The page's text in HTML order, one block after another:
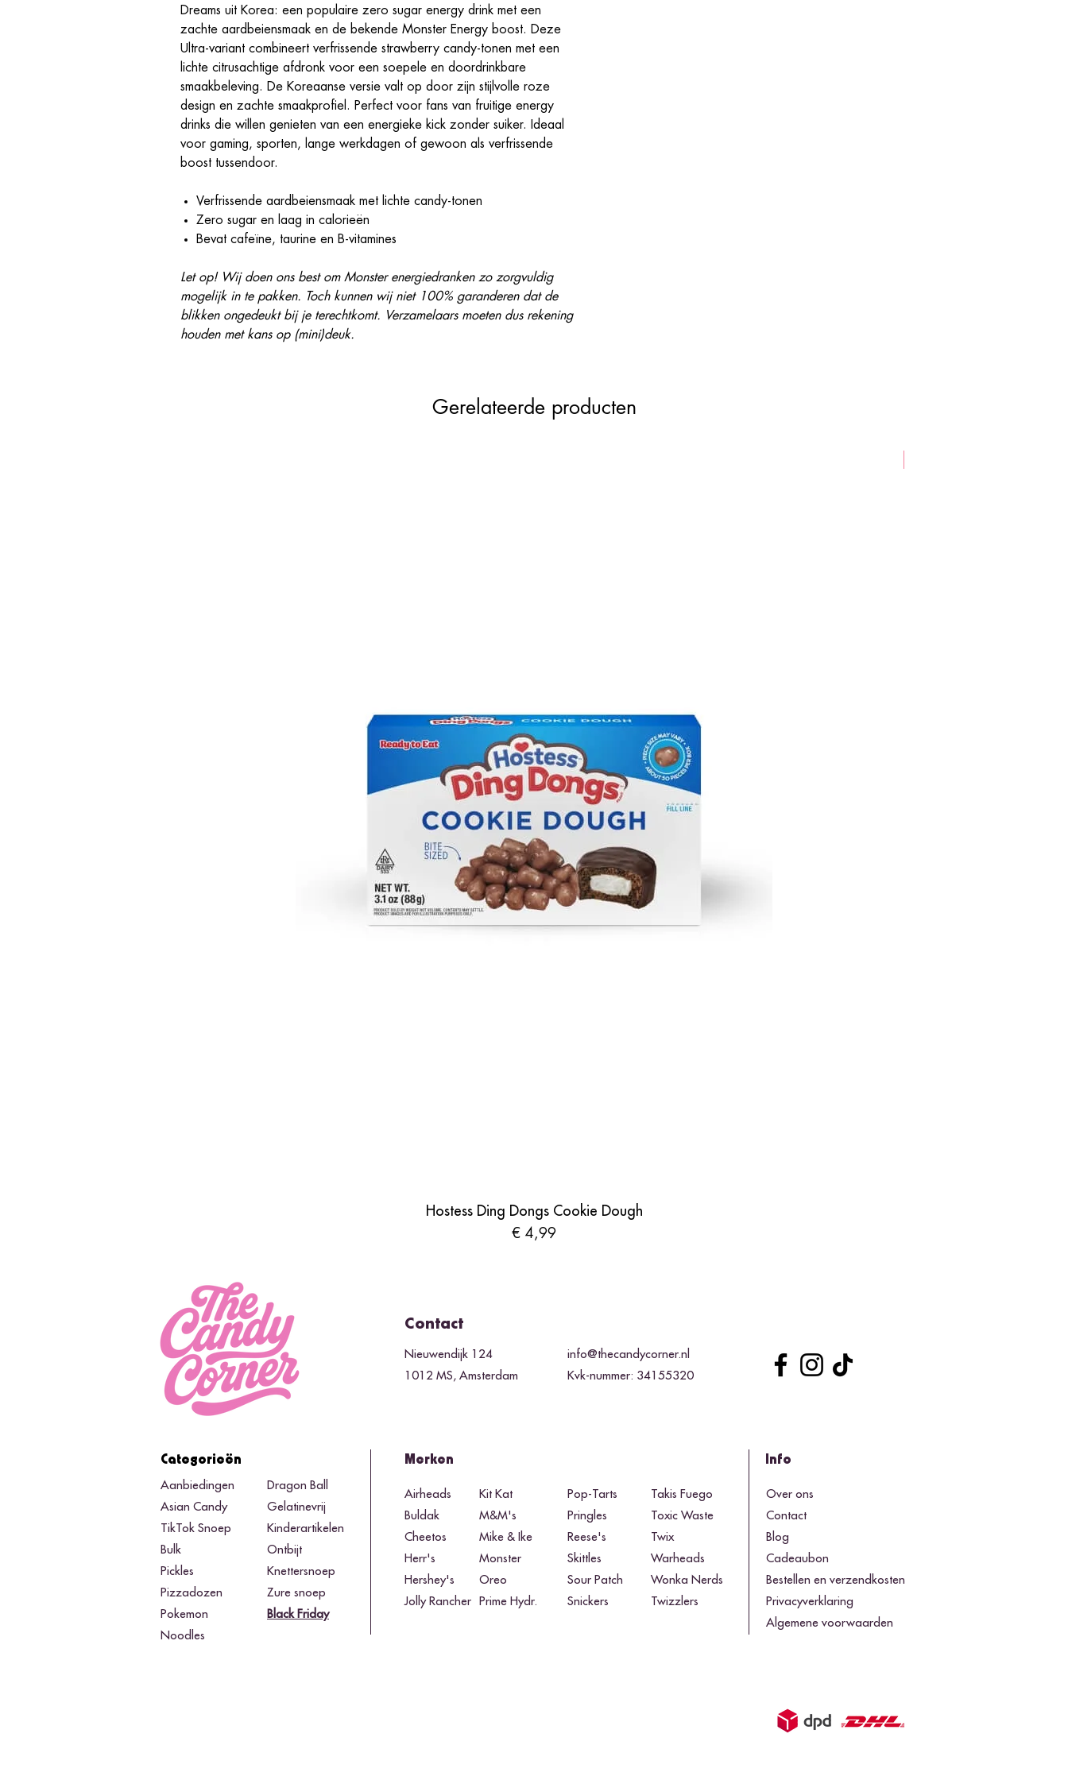
Dreams uit Korea: een populaire zero sugar energy drink met een
zachte aardbeiensmaak en de bekende Monster Energy boost. Deze
Ultra-variant combineert verfrissende strawberry candy-tonen met een
lichte citrusachtige afdronk voor een soepele en doordrinkbare
smaakbeleving. De Koreaanse versie valt op door zijn stijlvolle roze
design en zachte smaakprofiel. Perfect voor fans van fruitige energy
drinks die willen genieten van een energieke kick zonder suiker. Ideaal
voor gaming, sporten, lange werkdagen of gewoon als verfrissende
boost tussendoor.
Verfrissende aardbeiensmaak met lichte candy-tonen
Zero sugar en laag in calorieën
Bevat cafeïne, taurine en B-vitamines
Let op! Wij doen ons best om Monster energiedranken zo zorgvuldig
mogelijk in te pakken. Toch kunnen wij niet 100% garanderen dat de
blikken ongedeukt bij je terechtkomt. Verzamelaars moeten dus rekening
houden met kans op (mini)deuk.
Gerelateerde producten
Hostess Ding Dongs Cookie Dough
Prijs
€ 4,99
Contact
Nieuwendijk 124
1012 MS, Amsterdam
info@thecandycorner.nl
Kvk-nummer: 34155320
Categorieën
Aanbiedingen
Asian Candy
TikTok Snoep
Bulk
Pickles
Pizzadozen
Pokemon
Noodles
Dragon Ball
Gelatinevrij
Kinderartikelen
Ontbijt
Knettersnoep
Zure snoep
Black Friday​
Merken
Airheads
Buldak
Cheetos
Herr's
Hershey's
Jolly Rancher
Kit Kat
M&M's
Mike & Ike
Monster
Oreo
Prime Hydr.
Pop-Tarts
Pringles
Reese's
Skittles
Sour Patch
Snickers
Takis Fuego
Toxic Waste
Twix
Warheads
Wonka Nerds
Twizzlers
Info
Over ons
Contact
Blog
Cadeaubon
Bestellen en verzendkosten
Privacyverklaring
Algemene voorwaarden